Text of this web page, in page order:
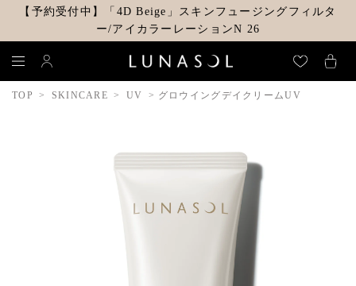
【予約受付中】「4D Beige」スキンフュージングフィルタ
ー/アイカラーレーションN 26
TOP SKINCARE UV グロウイングデイクリームUV